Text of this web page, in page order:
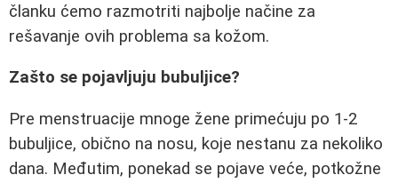
članku ćemo razmotriti najbolje načine za
rešavanje ovih problema sa kožom.
Zašto se pojavljuju bubuljice?
Pre menstruacije mnoge žene primećuju po 1-2
bubuljice, obično na nosu, koje nestanu za nekoliko
dana. Međutim, ponekad se pojave veće, potkožne